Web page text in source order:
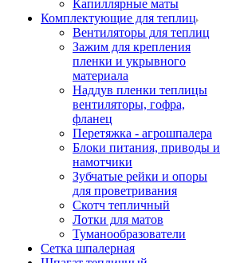
Капиллярные маты
Комплектующие для теплиц
Вентиляторы для теплиц
Зажим для крепления
пленки и укрывного
материала
Наддув пленки теплицы
вентиляторы, гофра,
фланец
Перетяжка - агрошпалера
Блоки питания, приводы и
намотчики
Зубчатые рейки и опоры
для проветривания
Скотч тепличный
Лотки для матов
Туманообразователи
Сетка шпалерная